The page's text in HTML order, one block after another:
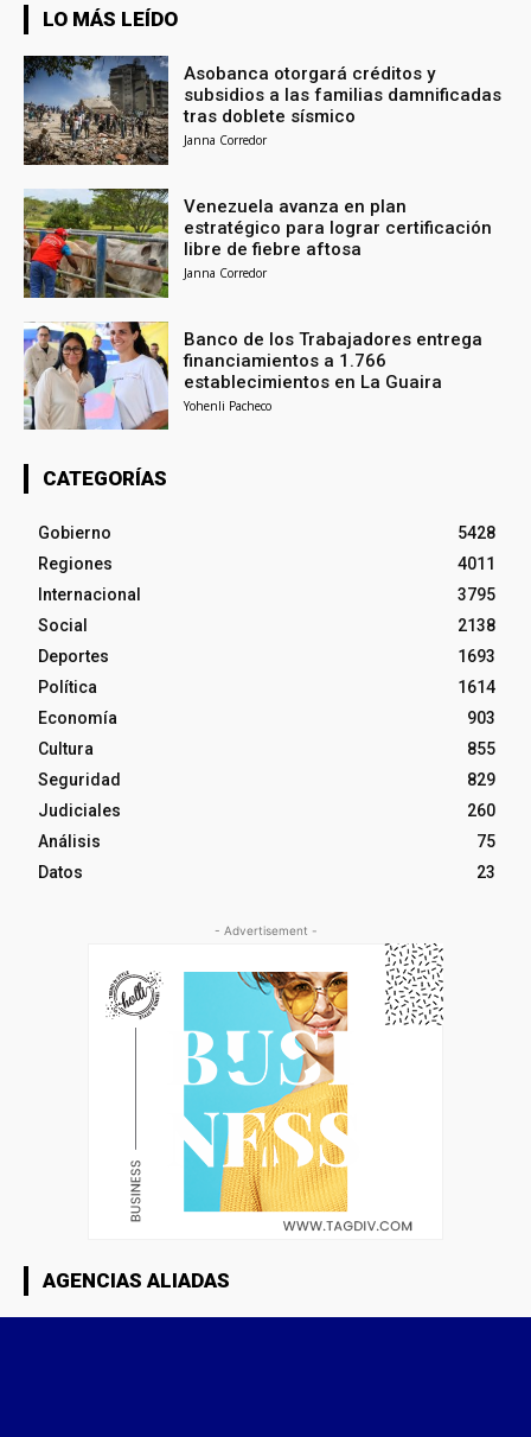
LO MÁS LEÍDO
Asobanca otorgará créditos y
subsidios a las familias damnificadas
tras doblete sísmico
Janna Corredor
Venezuela avanza en plan
estratégico para lograr certificación
libre de fiebre aftosa
Janna Corredor
Banco de los Trabajadores entrega
financiamientos a 1.766
establecimientos en La Guaira
Yohenli Pacheco
CATEGORÍAS
Gobierno
5428
Regiones
4011
Internacional
3795
Social
2138
Deportes
1693
Política
1614
Economía
903
Cultura
855
Seguridad
829
Judiciales
260
Análisis
75
Datos
23
- Advertisement -
AGENCIAS ALIADAS